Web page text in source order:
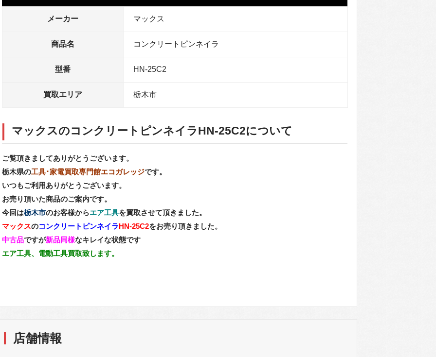
メーカー マックス
商品名 コンクリートピンネイラ
型番 HN-25C2
買取エリア 栃木市
マックスのコンクリートピンネイラHN-25C2について
ご覧頂きましてありがとうございます。
栃木県の工具･家電買取専門館エコガレッジです。
いつもご利用ありがとうございます。
お売り頂いた商品のご案内です。
今回は栃木市のお客様からエア工具を買取させて頂きました。
マックスのコンクリートピンネイラHN-25C2をお売り頂きました。
中古品ですが新品同様なキレイな状態です
エア工具、電動工具買取致します。
店舗情報